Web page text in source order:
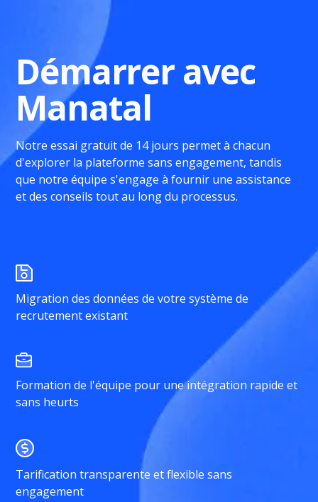
Démarrer avec
Manatal
Notre essai gratuit de 14 jours permet à chacun
d'explorer la plateforme sans engagement, tandis
que notre équipe s'engage à fournir une assistance
et des conseils tout au long du processus.
Migration des données de votre système de
recrutement existant
Formation de l'équipe pour une intégration rapide et
sans heurts
Tarification transparente et flexible sans
engagement